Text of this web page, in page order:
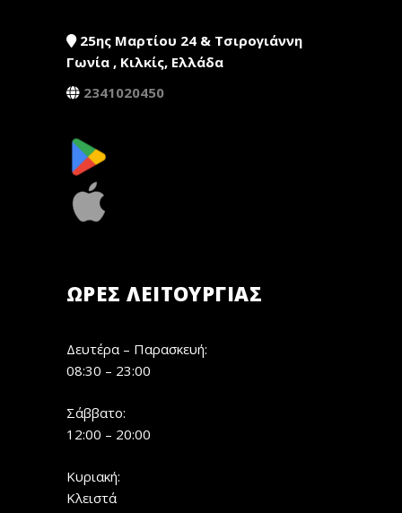
25ης Μαρτίου 24 & Τσιρογιάννη
Γωνία , Κιλκίς, Ελλάδα
2341020450
ΏΡΕΣ ΛΕΙΤΟΥΡΓΊΑΣ
Δευτέρα – Παρασκευή:
08:30 – 23:00
Σάββατο:
12:00 – 20:00
Κυριακή:
Κλειστά